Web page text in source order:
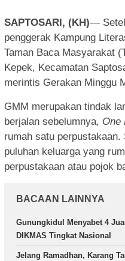
SAPTOSARI, (KH)—
penggerak Kampung
Taman Baca Masyarakat
Kepek, Kecamatan
merintis Gerakan Minggu
GMM merupakan tindak
berjalan sebelumnya, One
rumah satu
puluhan keluarga yang
perpustakaan atau pojok
BACAAN LAINNYA
Gunungkidul Menyabet 4
DIKMAS Tingkat Nasional
Jelang Ramadhan, Karang